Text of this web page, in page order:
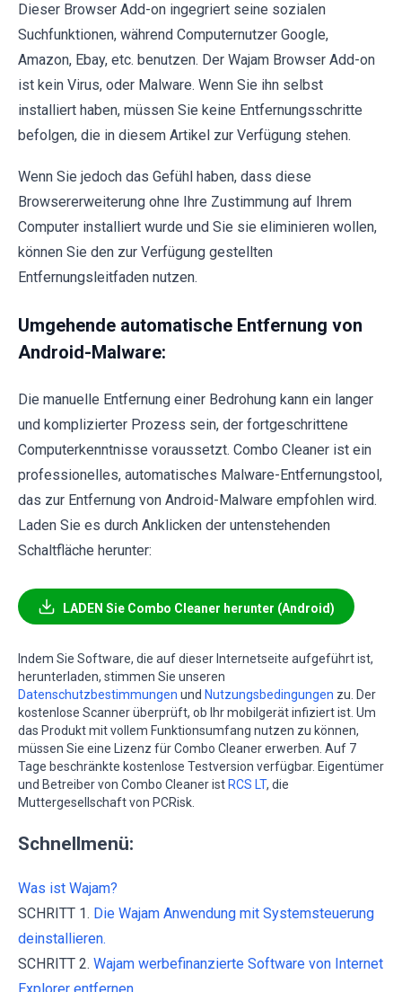
Dieser Browser Add-on ingegriert seine sozialen
Suchfunktionen, während Computernutzer Google,
Amazon, Ebay, etc. benutzen. Der Wajam Browser Add-on
ist kein Virus, oder Malware. Wenn Sie ihn selbst
installiert haben, müssen Sie keine Entfernungsschritte
befolgen, die in diesem Artikel zur Verfügung stehen.
Wenn Sie jedoch das Gefühl haben, dass diese
Browsererweiterung ohne Ihre Zustimmung auf Ihrem
Computer installiert wurde und Sie sie eliminieren wollen,
können Sie den zur Verfügung gestellten
Entfernungsleitfaden nutzen.
Umgehende automatische Entfernung von
Android-Malware:
Die manuelle Entfernung einer Bedrohung kann ein langer
und komplizierter Prozess sein, der fortgeschrittene
Computerkenntnisse voraussetzt. Combo Cleaner ist ein
professionelles, automatisches Malware-Entfernungstool,
das zur Entfernung von Android-Malware empfohlen wird.
Laden Sie es durch Anklicken der untenstehenden
Schaltfläche herunter:
LADEN Sie Combo Cleaner herunter (Android)
Indem Sie Software, die auf dieser Internetseite aufgeführt ist,
herunterladen, stimmen Sie unseren
Datenschutzbestimmungen und Nutzungsbedingungen zu. Der
kostenlose Scanner überprüft, ob Ihr mobilgerät infiziert ist. Um
das Produkt mit vollem Funktionsumfang nutzen zu können,
müssen Sie eine Lizenz für Combo Cleaner erwerben. Auf 7
Tage beschränkte kostenlose Testversion verfügbar. Eigentümer
und Betreiber von Combo Cleaner ist RCS LT, die
Muttergesellschaft von PCRisk.
Schnellmenü:
Was ist Wajam?
SCHRITT 1. Die Wajam Anwendung mit Systemsteuerung
deinstallieren.
SCHRITT 2. Wajam werbefinanzierte Software von Internet